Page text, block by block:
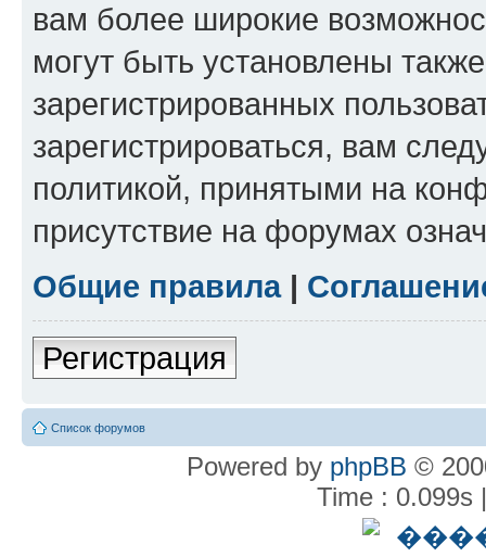
вам более широкие
могут быть установлены
зарегистрированных
зарегистрироваться, вам
политикой, принятыми на
присутствие на форумах
Общие правила|
Регистрация
Список форумов
Powered by phpBB ©
Time : 0.099s